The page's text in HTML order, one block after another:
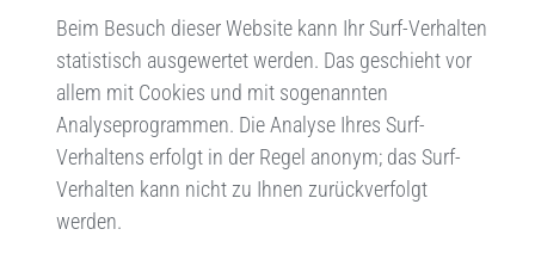
Beim Besuch dieser Website kann Ihr Surf-Verhalten
statistisch ausgewertet werden. Das geschieht vor
allem mit Cookies und mit sogenannten
Analyseprogrammen. Die Analyse Ihres Surf-
Verhaltens erfolgt in der Regel anonym; das Surf-
Verhalten kann nicht zu Ihnen zurückverfolgt
werden.